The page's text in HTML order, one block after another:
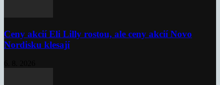
Ceny akcií Eli Lilly rostou, ale ceny akcií Novo
Nordisku klesají